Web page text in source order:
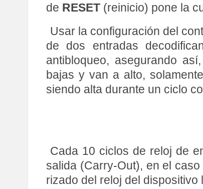
de RESET (reinicio) pone la
Usar la configuración del
de dos entradas
antibloqueo, asegurando
bajas y van a alto,
siendo alta durante un ciclo
Cada 10 ciclos de reloj de
salida (Carry-Out), en el
rizado del reloj del